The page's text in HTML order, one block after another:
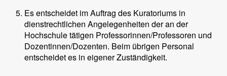
Es entscheidet im Auftrag des Kuratoriums in
dienstrechtlichen Angelegenheiten der an der
Hochschule tätigen Professorinnen/Professoren und
Dozentinnen/Dozenten. Beim übrigen Personal
entscheidet es in eigener Zuständigkeit.